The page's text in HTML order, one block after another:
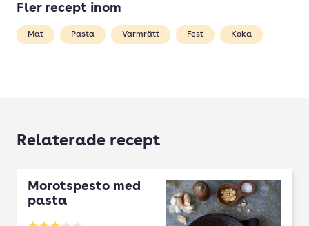
Fler recept inom
Mat Pasta Varmrätt Fest Koka
Relaterade recept
Morotspesto med
pasta